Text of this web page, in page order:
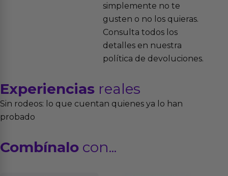
simplemente no te
gusten o no los quieras.
Consulta todos los
detalles en nuestra
política de devoluciones.
Experiencias reales
Sin rodeos: lo que cuentan quienes ya lo han
probado
Combínalo con...